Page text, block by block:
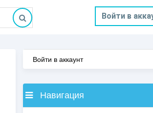
Войти в
Войти в аккаунт
Навигация